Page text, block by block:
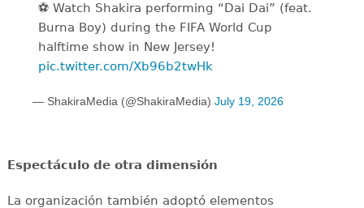
⚽️️ Watch Shakira performing “Dai Dai” (feat.
Burna Boy) during the FIFA World Cup
halftime show in New Jersey!
pic.twitter.com/Xb96b2twHk
— ShakiraMedia (@ShakiraMedia) July 19, 2026
Espectáculo de otra dimensión
La organización también adoptó elementos